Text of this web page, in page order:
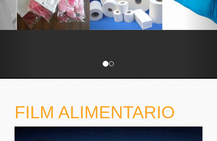
FILM ALIMENTARIO